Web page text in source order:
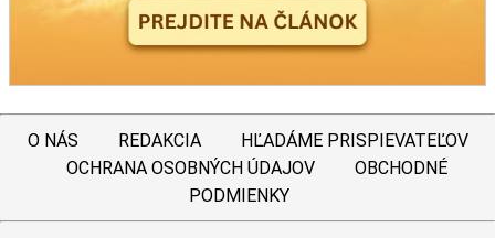
O NÁS REDAKCIA
HĽADÁME PRISPIEVATEĽOV
OCHRANA OSOBNÝCH ÚDAJOV
OBCHODNÉ
PODMIENKY